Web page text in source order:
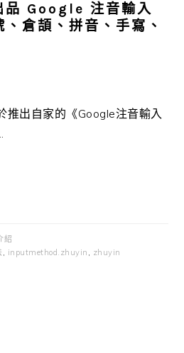
品 Google 注音輸入
倉頡、拼音、手寫、
推出自家的《Google注音輸入
紹
, inputmethod.zhuyin , zhuyin